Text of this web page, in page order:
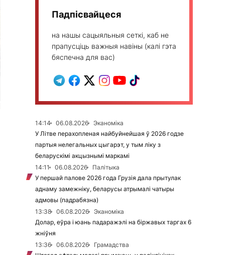
Падпісвайцеся
на нашы сацыяльныя сеткі, каб не
прапусціць важныя навіны (калі гэта
бяспечна для вас)
14:14 06.08.2026
Эканоміка
У Літве перахопленая найбуйнейшая ў 2026 годзе
партыя нелегальных цыгарэт, у тым ліку з
беларускімі акцызнымі маркамі
14:11
06.08.2026
Палітыка
У першай палове 2026 года Грузія дала прытулак
аднаму замежніку, беларусы атрымалі чатыры
адмовы (падрабязна)
13:38
06.08.2026
Эканоміка
Долар, еўра і юань падаражэлі на біржавых таргах 6
жніўня
13:36
06.08.2026
Грамадства